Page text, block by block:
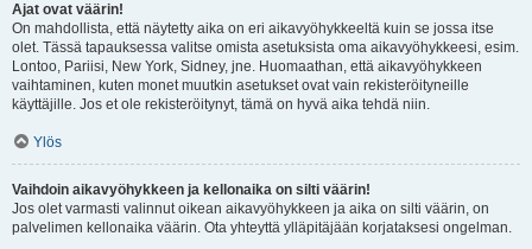
Ajat ovat väärin!
On mahdollista, että näytetty aika on eri aikavyöhykkeeltä kuin se jossa itse
olet. Tässä tapauksessa valitse omista asetuksista oma aikavyöhykkeesi, esim.
Lontoo, Pariisi, New York, Sidney, jne. Huomaathan, että aikavyöhykkeen
vaihtaminen, kuten monet muutkin asetukset ovat vain rekisteröityneille
käyttäjille. Jos et ole rekisteröitynyt, tämä on hyvä aika tehdä niin.
Ylös
Vaihdoin aikavyöhykkeen ja kellonaika on silti väärin!
Jos olet varmasti valinnut oikean aikavyöhykkeen ja aika on silti väärin, on
palvelimen kellonaika väärin. Ota yhteyttä ylläpitäjään korjataksesi ongelman.